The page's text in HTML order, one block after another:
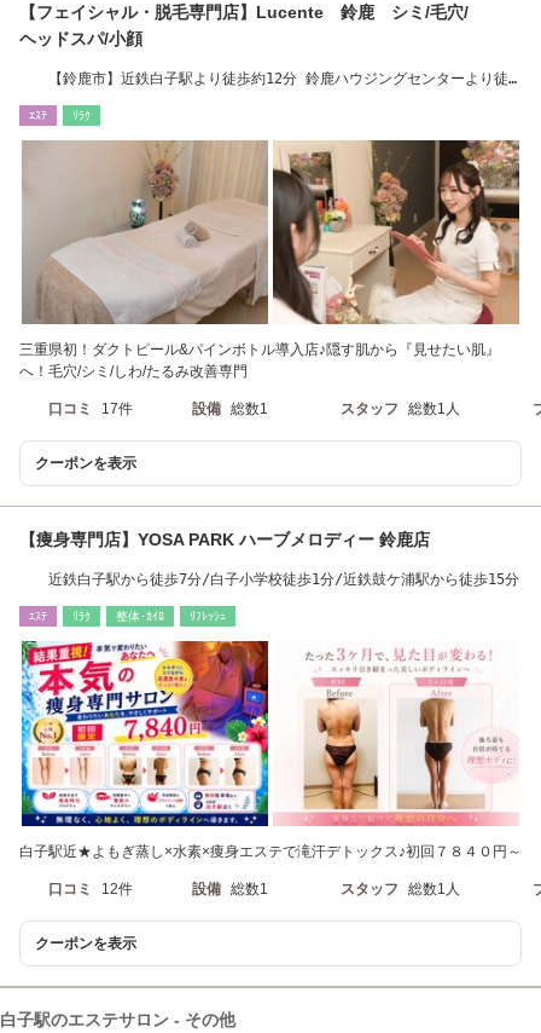
【フェイシャル・脱毛専門店】Lucente 鈴鹿 シミ/毛穴/
ヘッドスパ/小顔
【鈴鹿市】近鉄白子駅より徒歩約12分 鈴鹿ハウジングセンターより徒
ｴｽﾃ ﾘﾗｸ
三重県初！ダクトピール&パインボトル導入店♪隠す肌から『見せたい肌』
へ！毛穴/シミ/しわ/たるみ改善専門
口コミ 17件 設備 総数1 スタッフ 総数1人
クーポンを表示
【痩身専門店】YOSA PARK ハーブメロディー 鈴鹿店
近鉄白子駅から徒歩7分/白子小学校徒歩1分/近鉄鼓ケ浦駅から徒歩15分
ｴｽﾃ ﾘﾗｸ 整体･ｶｲﾛ ﾘﾌﾚｯｼｭ
白子駅近★よもぎ蒸し×水素×痩身エステで滝汗デトックス♪初回７８４０円～
口コミ 12件 設備 総数1 スタッフ 総数1人
クーポンを表示
白子駅のエステサロン - その他